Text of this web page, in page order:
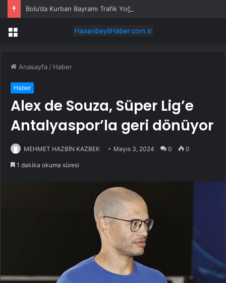
Bolu’da Kurban Bayramı Trafik Yoğunluğu Artıyor
Menü
Anasayfa / Haber
Haber
Alex de Souza, Süper Lig’e
Antalyaspor’la geri dönüyor
MEHMET HAZBİN KAZBEK Mayıs 3, 2024 0 0
1 dakika okuma süresi